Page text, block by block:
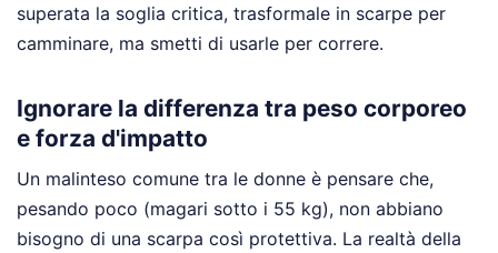
superata la soglia critica, trasformale in scarpe per
camminare, ma smetti di usarle per correre.
Ignorare la differenza tra peso corporeo
e forza d'impatto
Un malinteso comune tra le donne è pensare che,
pesando poco (magari sotto i 55 kg), non abbiano
bisogno di una scarpa così protettiva. La realtà della